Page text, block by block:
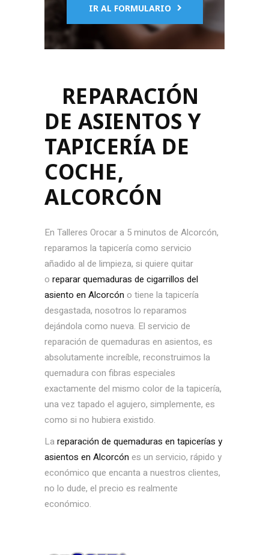
IR AL FORMULARIO
REPARACIÓN
DE ASIENTOS Y
TAPICERÍA DE
COCHE,
ALCORCÓN
En Talleres Orocar a 5 minutos de Alcorcón,
reparamos la tapicería como servicio
añadido al de limpieza, si quiere quitar
o reparar quemaduras de cigarrillos del
asiento en Alcorcón o tiene la tapicería
desgastada, nosotros lo reparamos
dejándola como nueva. El servicio de
reparación de quemaduras en asientos, es
absolutamente increíble, reconstruimos la
quemadura con fibras especiales
exactamente del mismo color de la tapicería,
una vez tapado el agujero, simplemente, es
como si no hubiera existido.
Lareparación de quemaduras en tapicerías y
asientos en Alcorcón es un servicio, rápido y
económico que encanta a nuestros clientes,
no lo dude, el precio es realmente
económico.